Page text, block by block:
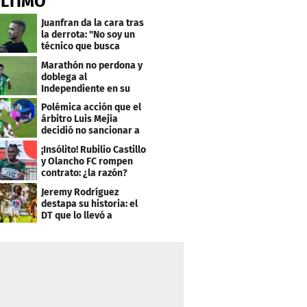
Juanfran da la cara tras
la derrota: "No soy un
técnico que busca
excusas"
Marathón no perdona y
doblega al
Independiente en su
bienvenida a primera
Polémica acción que el
árbitro Luis Mejía
decidió no sancionar a
Independiente
¡Insólito! Rubilio Castillo
y Olancho FC rompen
contrato: ¿la razón?
Jeremy Rodríguez
destapa su historia: el
DT que lo llevó a